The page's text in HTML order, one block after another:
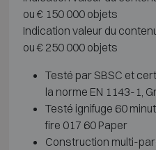
ou € 150 000 objets
Indication valeur du
ou € 250 000 objets
Testé par SBSC et
la norme EN 1143-1,
Testé ignifuge 60
fire 017 60 Paper
Construction multi-